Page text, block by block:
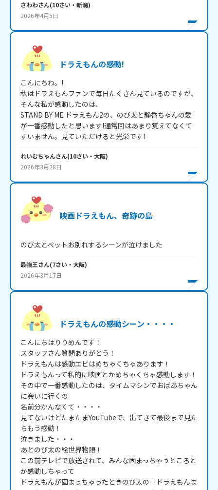
さわわさん(10さい・ 新潟)
2026年4月5日
ドラえもんの感動!
こんにちわ。!
私はドラえもんファンで毎日たくさん見ているのですが、
そんな私が感動したのは、
STAND BY ME ドラえもん2の、のび太と静香ちゃんの愛
が一番感動したと思います!通常回はあまり覚えてなくて
すいません。見ていただけると光栄です!
れいむちゃんさん(10さい・ 大阪)
2026年3月28日
映画ドラえもん、奇跡の島
のび太とぺットお別れするシーンが泣けました
最強王さん(7さい・ 大阪)
2026年3月17日
ドラえもんの感動シーン・・・・
こんにちはりりめんです！
スタッフさん質問ありがとう！
ドラえもんは感動エピはめちゃくちゃあります！
ドラえもんって私的に映画とかめちゃくちゃ感動します！
その中で一番感動したのは、タイムマシンでおばあちゃん
に会いに行くの
名前分かんなくて・・・・
見てないけどたまたまYouTubeで、出てきて最後まで見た
らもう感動！
泣きました・・・
あとのび太の絵世界物語！
この前テレビで放送されて、みんな固まっちゃうところと
か感動しちゃって
ドラえもんが固まっちゃったときのび太の「ドラえもんま